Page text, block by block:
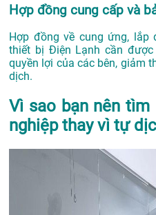
Hợp đồng cung cấp và
Hợp đồng về cung ứng,
thiết bị Điện Lạnh cần
quyền lợi của các bên, giảm
dịch.
Vì sao bạn nên
nghiệp thay vì tự